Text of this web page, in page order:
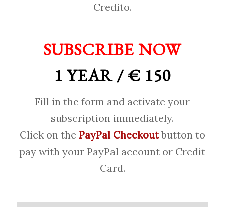
Credito.
SUBSCRIBE NOW
1 YEAR / € 150
Fill in the form and activate your
subscription immediately.
Click on the PayPal Checkoutbutton to
pay with your PayPal account or Credit
Card.